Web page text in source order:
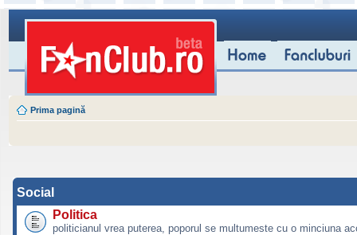
Prima pagină
Social
Politica
politicianul vrea puterea, poporul se multumeste cu o minciuna